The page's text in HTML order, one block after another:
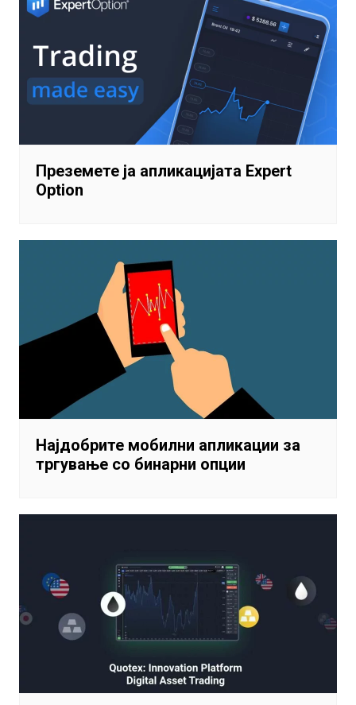
Преземете ја апликацијата Expert
Option
Најдобрите мобилни апликации за
тргување со бинарни опции